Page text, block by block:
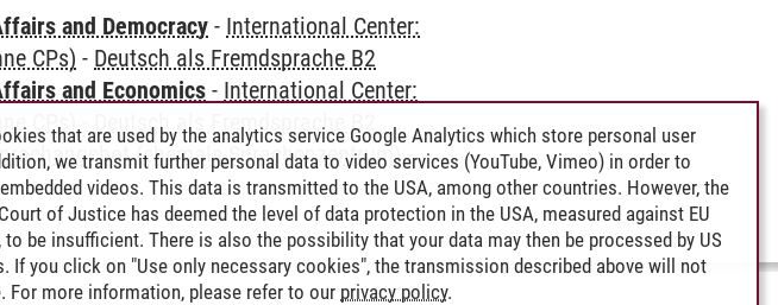
and Democracy - International Center:
CPs) - Deutsch als Fremdsprache B2
and Economics - International Center:
CPs) -
Deutsch als Fremdsprache B2
(ehemals Sprachenzentrum)-
that are used by the analytics service Google Analytics which store personal user
we transmit further personal data to video services (YouTube, Vimeo) in order to
videos. This data is transmitted to the USA, among other countries. However, the
of Justice has deemed the level of data protection in the USA, measured against EU
to be insufficient. There is also the possibility that your data may then be processed by US
If you click on "Use only necessary cookies", the transmission described above will not
For more information, please refer to our privacy policy.